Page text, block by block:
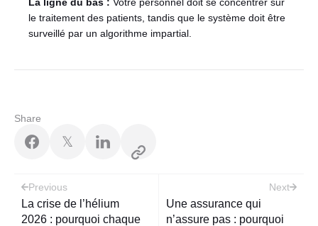
le traitement des patients, tandis que le système doit être
surveillé par un algorithme impartial.
Share
𝕏
Post
navigation
Previous
La crise de l’hélium
2026 : pourquoi chaque
Next
Une assurance qui
n’assure pas : pourquoi